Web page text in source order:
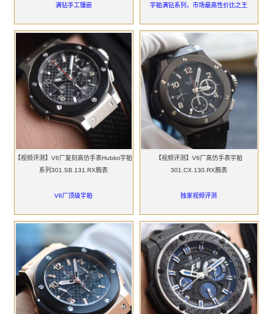
满钻手工镶嵌 宇舶满钻系列，市场最高性价比之王
【视频评测】V6厂复刻高仿手表Hublot宇舶
系列301.SB.131.RX腕表
V6厂顶级宇舶
【视频评测】V6厂高仿手表宇舶
301.CX.130.RX腕表
独家视频评测